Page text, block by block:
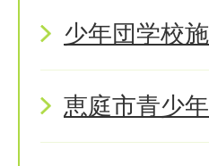
少年団学校
恵庭市青少